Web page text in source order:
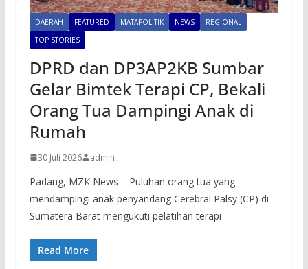
DAERAH FEATURED MATAPOLITIK NEWS
REGIONAL
TOP STORIES
DPRD dan DP3AP2KB Sumbar
Gelar Bimtek Terapi CP, Bekali
Orang Tua Dampingi Anak di
Rumah
30 Juli 2026 admin
Padang, MZK News – Puluhan orang tua yang
mendampingi anak penyandang Cerebral Palsy (CP) di
Sumatera Barat mengukuti pelatihan terapi
Read More